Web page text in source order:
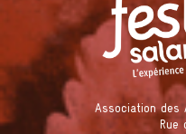
Association des
Rue